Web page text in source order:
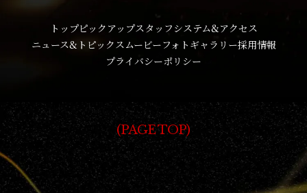
トップピックアップスタッフ システム&アクセス
ニュース&トピックスムービーフォトギャラリー採用情報
プライバシーポリシー
PAGE TOP